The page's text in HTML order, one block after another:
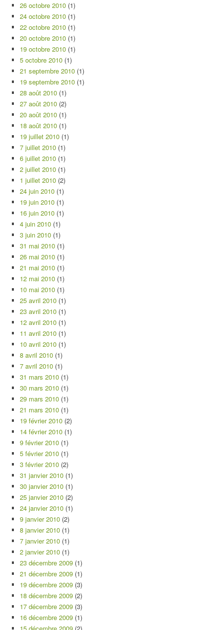
26 octobre 2010 (1)
24 octobre 2010 (1)
22 octobre 2010 (1)
20 octobre 2010 (1)
19 octobre 2010 (1)
5 octobre 2010 (1)
21 septembre 2010 (1)
19 septembre 2010 (1)
28 août 2010 (1)
27 août 2010 (2)
20 août 2010 (1)
18 août 2010 (1)
19 juillet 2010 (1)
7 juillet 2010 (1)
6 juillet 2010 (1)
2 juillet 2010 (1)
1 juillet 2010 (2)
24 juin 2010 (1)
19 juin 2010 (1)
16 juin 2010 (1)
4 juin 2010 (1)
3 juin 2010 (1)
31 mai 2010 (1)
26 mai 2010 (1)
21 mai 2010 (1)
12 mai 2010 (1)
10 mai 2010 (1)
25 avril 2010 (1)
23 avril 2010 (1)
12 avril 2010 (1)
11 avril 2010 (1)
10 avril 2010 (1)
8 avril 2010 (1)
7 avril 2010 (1)
31 mars 2010 (1)
30 mars 2010 (1)
29 mars 2010 (1)
21 mars 2010 (1)
19 février 2010 (2)
14 février 2010 (1)
9 février 2010 (1)
5 février 2010 (1)
3 février 2010 (2)
31 janvier 2010 (1)
30 janvier 2010 (1)
25 janvier 2010 (2)
24 janvier 2010 (1)
9 janvier 2010 (2)
8 janvier 2010 (1)
7 janvier 2010 (1)
2 janvier 2010 (1)
23 décembre 2009 (1)
21 décembre 2009 (1)
19 décembre 2009 (3)
18 décembre 2009 (2)
17 décembre 2009 (3)
16 décembre 2009 (1)